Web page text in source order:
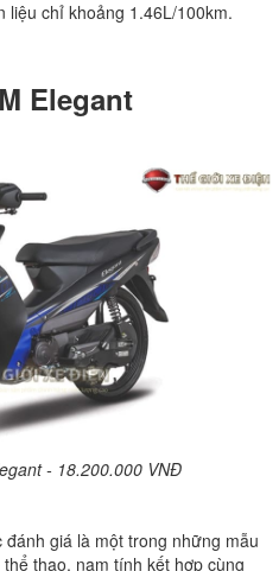
liệu chỉ khoảng 1.46L/100km.
Elegant
- 18.200.000 VNĐ
đánh giá là một trong những mẫu
thao, nam tính kết hợp cùng